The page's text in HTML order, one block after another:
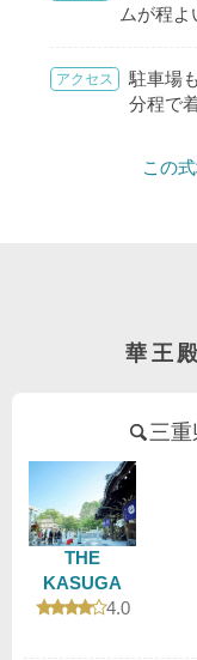
ムが程よ
アクセス
駐車場
分程で
この
華王
三
THE
KASUGA
口コミ評価
4.0